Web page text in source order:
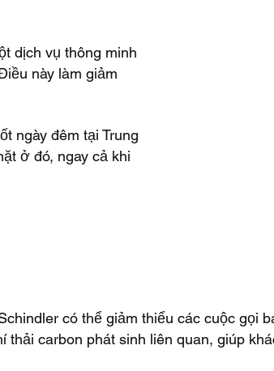
dịch vụ thông minh
này làm giảm
ngày đêm tại Trung
ở đó, ngay cả khi
có thể giảm thiểu các cuộc gọi
carbon phát sinh liên quan, giúp